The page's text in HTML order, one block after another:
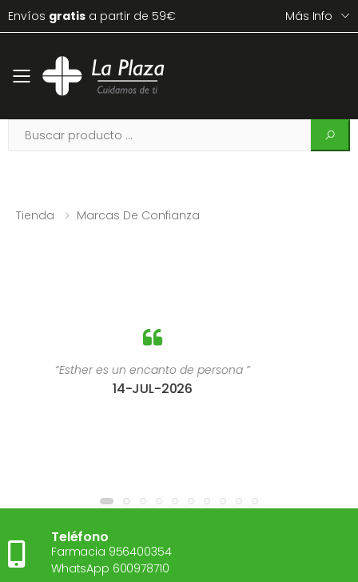
Envíos gratis a partir de 59€ Más Info
Toggle mobile menu
Tienda Marcas De Confianza
“Estoy súper contenta con el trato
Teléfono
Farmacia 956400354
WhatsApp 600978710